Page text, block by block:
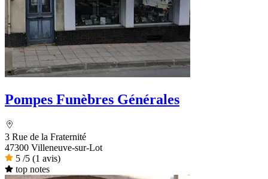
Pompes Funèbres Générales
3 Rue de la Fraternité
47300 Villeneuve-sur-Lot
5 /5 (1 avis)
top notes